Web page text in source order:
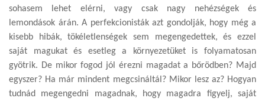
sohasem lehet elérni, vagy csak nagy nehézségek és
lemondások árán. A perfekcionisták azt gondolják, hogy még a
kisebb hibák, tökéletlenségek sem megengedettek, és ezzel
saját magukat és esetleg a környezetüket is folyamatosan
gyötrik. De mikor fogod jól érezni magadat a bőrödben? Majd
egyszer? Ha már mindent megcsináltál? Mikor lesz az? Hogyan
tudnád megengedni magadnak, hogy magadra figyelj, saját